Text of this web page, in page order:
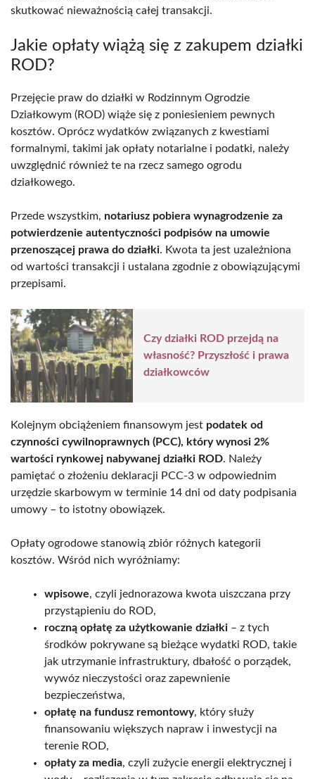
skutkować nieważnością całej transakcji.
Jakie opłaty wiążą się z zakupem działki
ROD?
Przejęcie praw do działki w Rodzinnym Ogrodzie
Działkowym (ROD) wiąże się z poniesieniem pewnych
kosztów. Oprócz wydatków związanych z kwestiami
formalnymi, takimi jak opłaty notarialne i podatki, należy
uwzględnić również te na rzecz samego ogrodu
działkowego.
Przede wszystkim, notariusz pobiera wynagrodzenie za
potwierdzenie autentyczności podpisów na umowie
przenoszącej prawa do działki. Kwota ta jest uzależniona
od wartości transakcji i ustalana zgodnie z obowiązującymi
przepisami.
Czy działki ROD przejdą na
własność? Przyszłość i prawa
działkowców
Kolejnym obciążeniem finansowym jest podatek od
czynności cywilnoprawnych (PCC), który wynosi 2%
wartości rynkowej nabywanej działki ROD. Należy
pamiętać o złożeniu deklaracji PCC-3 w odpowiednim
urzędzie skarbowym w terminie 14 dni od daty podpisania
umowy – to istotny obowiązek.
Opłaty ogrodowe stanowią zbiór różnych kategorii
kosztów. Wśród nich wyróżniamy:
wpisowe, czyli jednorazowa kwota uiszczana przy
przystąpieniu do ROD,
roczną opłatę za użytkowanie działki – z tych
środków pokrywane są bieżące wydatki ROD, takie
jak utrzymanie infrastruktury, dbałość o porządek,
wywóz nieczystości oraz zapewnienie
bezpieczeństwa,
opłatę na fundusz remontowy, który służy
finansowaniu większych napraw i inwestycji na
terenie ROD,
opłaty za media, czyli zużycie energii elektrycznej i